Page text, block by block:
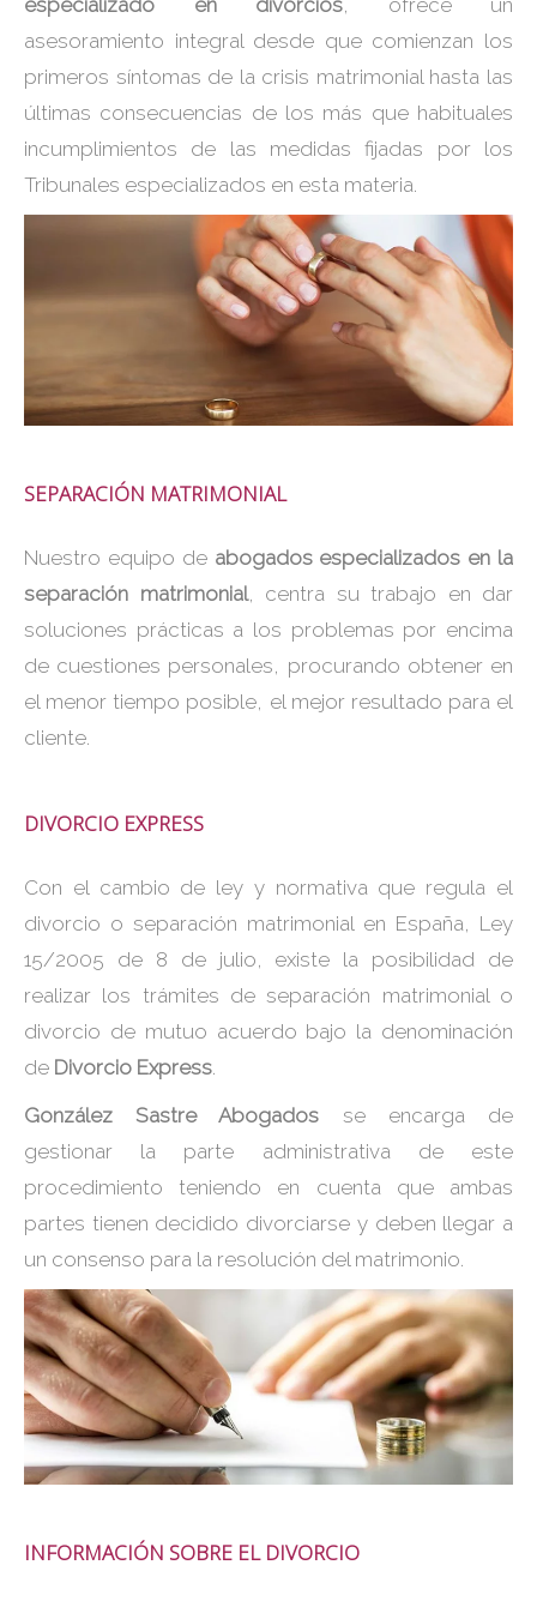
especializado en divorcios, ofrece un
asesoramiento integral desde que comienzan los
primeros síntomas de la crisis matrimonial hasta las
últimas consecuencias de los más que habituales
incumplimientos de las medidas fijadas por los
Tribunales especializados en esta materia.
SEPARACIÓN MATRIMONIAL
Nuestro equipo de abogados especializados en la
separación matrimonial, centra su trabajo en dar
soluciones prácticas a los problemas por encima
de cuestiones personales, procurando obtener en
el menor tiempo posible, el mejor resultado para el
cliente.
DIVORCIO EXPRESS
Con el cambio de ley y normativa que regula el
divorcio o separación matrimonial en España, Ley
15/2005 de 8 de julio, existe la posibilidad de
realizar los trámites de separación matrimonial o
divorcio de mutuo acuerdo bajo la denominación
de Divorcio Express
González Sastre Abogados se encarga de
gestionar la parte administrativa de este
procedimiento teniendo en cuenta que ambas
partes tienen decidido divorciarse y deben llegar a
un consenso para la resolución del matrimonio.
INFORMACIÓN SOBRE EL DIVORCIO